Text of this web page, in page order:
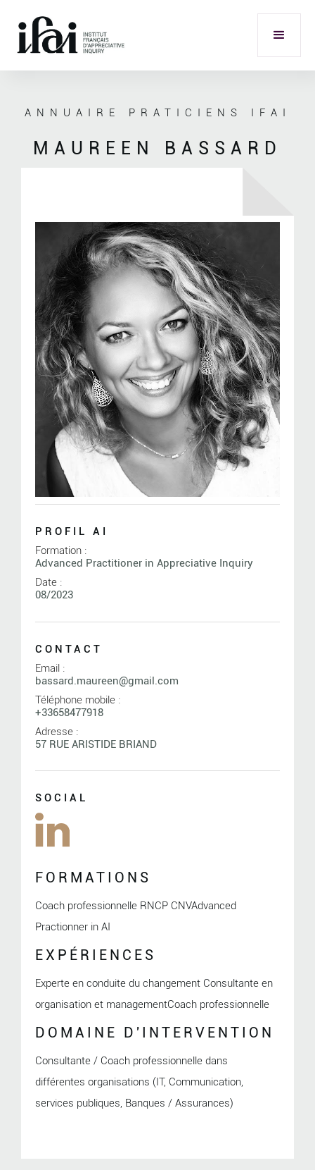
ANNUAIRE PRATICIENS IFAI
MAUREEN BASSARD
PROFIL AI
Formation :
Advanced Practitioner in Appreciative Inquiry
Date :
08/2023
CONTACT
Email :
bassard.maureen@gmail.com
Téléphone mobile :
+33658477918
Adresse :
57 RUE ARISTIDE BRIAND
SOCIAL
FORMATIONS
Coach professionnelle RNCP CNVAdvanced
Practionner in AI
EXPÉRIENCES
Experte en conduite du changement Consultante en
organisation et managementCoach professionnelle
DOMAINE D'INTERVENTION
Consultante / Coach professionnelle dans
différentes organisations (IT, Communication,
services publiques, Banques / Assurances)